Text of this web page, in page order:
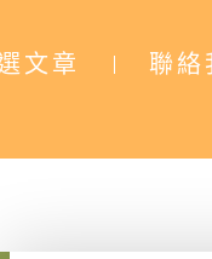
文章
聯絡